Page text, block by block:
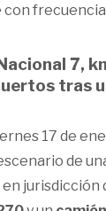
con
7,
tras
17 de
de
jurisdicción